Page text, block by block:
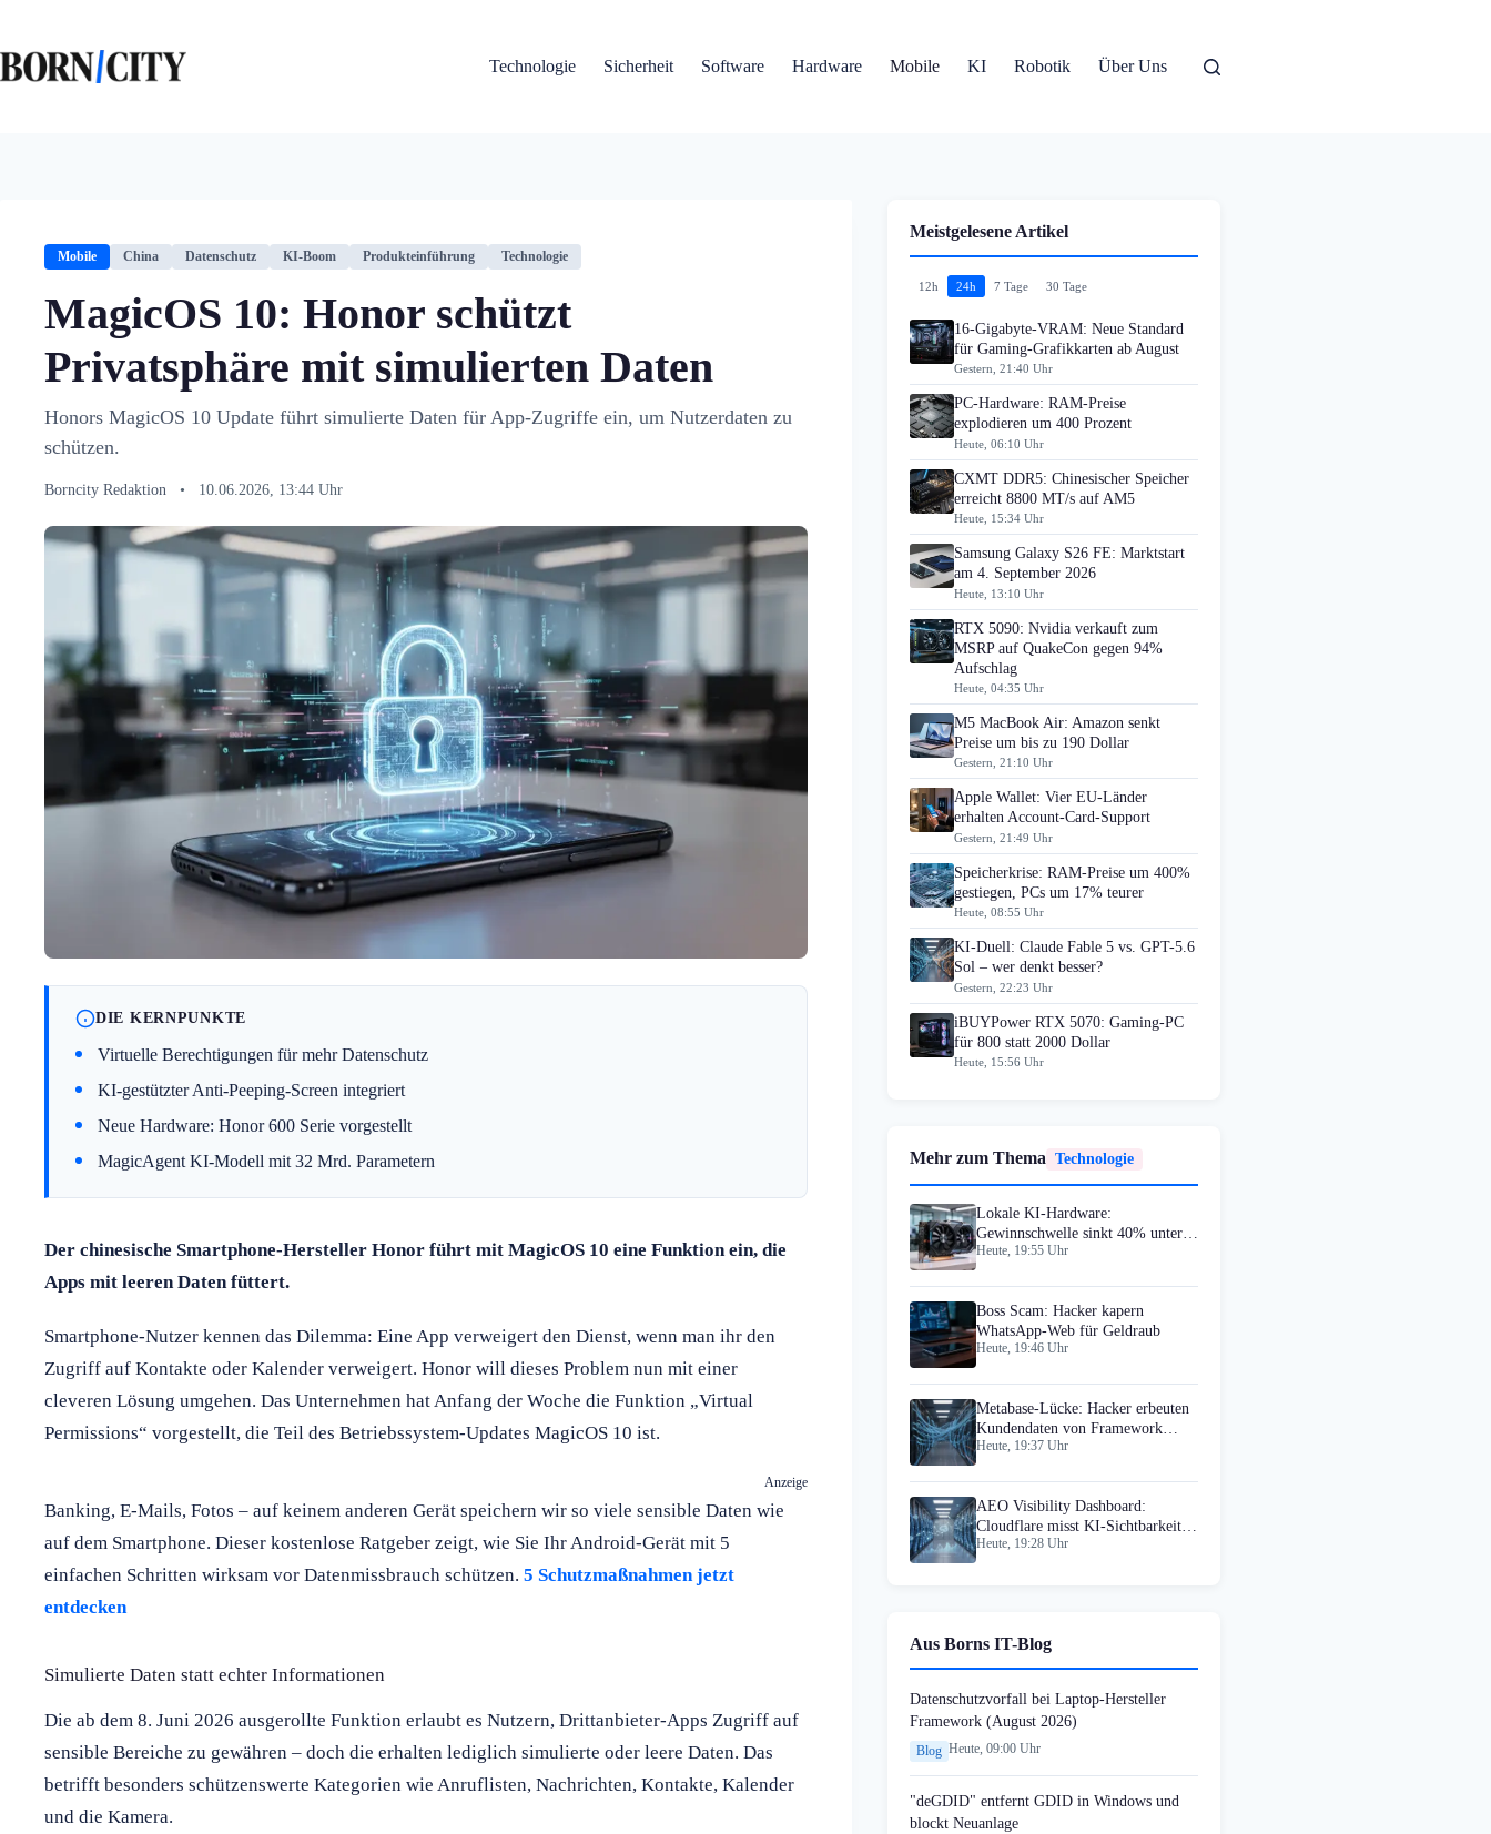
springen
Technologie
Sicherheit Software Hardware Mobile KI Robotik Über Uns
Mobile China Datenschutz KI-Boom Produkteinführung Technologie
MagicOS 10: Honor schützt
Privatsphäre mit simulierten Daten
Honors MagicOS 10 Update führt simulierte Daten für App-Zugriffe ein, um Nutzerdaten zu
schützen.
Borncity Redaktion • 10.06.2026, 13:44 Uhr
DIE KERNPUNKTE
Virtuelle Berechtigungen für mehr Datenschutz
KI-gestützter Anti-Peeping-Screen integriert
Neue Hardware: Honor 600 Serie vorgestellt
MagicAgent KI-Modell mit 32 Mrd. Parametern
Der chinesische Smartphone-Hersteller Honor führt mit MagicOS 10 eine Funktion ein, die
Apps mit leeren Daten füttert.
Smartphone-Nutzer kennen das Dilemma: Eine App verweigert den Dienst, wenn man ihr den
Zugriff auf Kontakte oder Kalender verweigert. Honor will dieses Problem nun mit einer
cleveren Lösung umgehen. Das Unternehmen hat Anfang der Woche die Funktion „Virtual
Permissions“ vorgestellt, die Teil des Betriebssystem-Updates MagicOS 10 ist.
Anzeige
Banking, E-Mails, Fotos – auf keinem anderen Gerät speichern wir so viele sensible Daten wie
auf dem Smartphone. Dieser kostenlose Ratgeber zeigt, wie Sie Ihr Android-Gerät mit 5
einfachen Schritten wirksam vor Datenmissbrauch schützen. 5 Schutzmaßnahmen jetzt
entdecken
Simulierte Daten statt echter Informationen
Die ab dem 8. Juni 2026 ausgerollte Funktion erlaubt es Nutzern, Drittanbieter-Apps Zugriff auf
sensible Bereiche zu gewähren – doch die erhalten lediglich simulierte oder leere Daten. Das
betrifft besonders schützenswerte Kategorien wie Anruflisten, Nachrichten, Kontakte, Kalender
und die Kamera.
Meistgelesene Artikel
12h 24h 7 Tage 30 Tage
16-Gigabyte-VRAM: Neue Standard
für Gaming-Grafikkarten ab August
Gestern, 21:40 Uhr
PC-Hardware: RAM-Preise
explodieren um 400 Prozent
Heute, 06:10 Uhr
CXMT DDR5: Chinesischer Speicher
erreicht 8800 MT/s auf AM5
Heute, 15:34 Uhr
Samsung Galaxy S26 FE: Marktstart
am 4. September 2026
Heute, 13:10 Uhr
RTX 5090: Nvidia verkauft zum
MSRP auf QuakeCon gegen 94%
Aufschlag
Heute, 04:35 Uhr
M5 MacBook Air: Amazon senkt
Preise um bis zu 190 Dollar
Gestern, 21:10 Uhr
Apple Wallet: Vier EU-Länder
erhalten Account-Card-Support
Gestern, 21:49 Uhr
Speicherkrise: RAM-Preise um 400%
gestiegen, PCs um 17% teurer
Heute, 08:55 Uhr
KI-Duell: Claude Fable 5 vs. GPT-5.6
Sol – wer denkt besser?
Gestern, 22:23 Uhr
iBUYPower RTX 5070: Gaming-PC
für 800 statt 2000 Dollar
Heute, 15:56 Uhr
Mehr zum Thema Technologie
Lokale KI-Hardware:
Gewinnschwelle sinkt 40% unter
Cloud-Dienste
Heute, 19:55 Uhr
Boss Scam: Hacker kapern
WhatsApp-Web für Geldraub
Heute, 19:46 Uhr
Metabase-Lücke: Hacker erbeuten
Kundendaten von Framework
Computer
Heute, 19:37 Uhr
AEO Visibility Dashboard:
Cloudflare misst KI-Sichtbarkeit
von Marken
Heute, 19:28 Uhr
Aus Borns IT-Blog
Datenschutzvorfall bei Laptop-Hersteller
Framework (August 2026)
Blog Heute, 09:00 Uhr
"deGDID" entfernt GDID in Windows und
blockt Neuanlage